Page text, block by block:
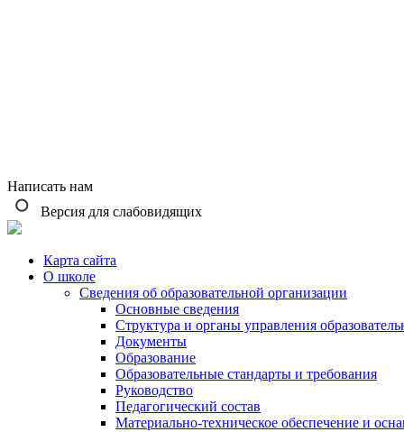
Написать нам
Версия для слабовидящих
Карта сайта
О школе
Сведения об образовательной организации
Основные сведения
Структура и органы управления
Документы
Образование
Образовательные стандарты и требования
Руководство
Педагогический состав
Материально-техническое обеспечение и